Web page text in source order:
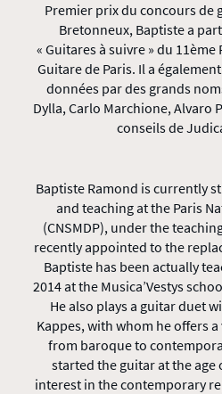
Premier prix du concours de
Bretonneux, Baptiste a
« Guitares à suivre » du
Guitare de Paris. Il a
données par des grands
Dylla, Carlo Marchione,
conseils de
Baptiste Ramond is currently
and teaching at the Paris
(CNSMDP), under the
recently appointed to the
Baptiste has been actually
2014 at the Musica’Vestys
He also plays a guitar duet
Kappes, with whom he offers
from baroque to
started the guitar at the age
interest in the contemporary